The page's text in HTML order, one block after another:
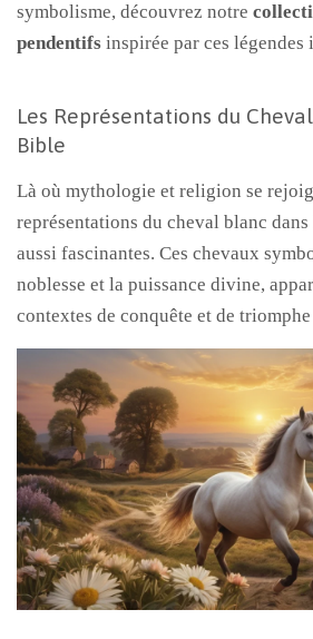
symbolisme, découvrez notre
pendentifs inspirée par ces légendes
Les Représentations du
Bible
Là où mythologie et religion se
représentations du cheval blanc
aussi fascinantes. Ces chevaux
noblesse et la puissance divine,
contextes de conquête et de